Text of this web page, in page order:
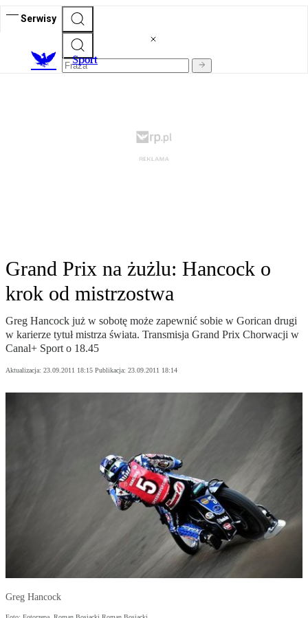
Serwisy
Sport
Grand Prix na żużlu: Hancock o
krok od mistrzostwa
Greg Hancock już w sobotę może zapewnić sobie w Gorican drugi
w karierze tytuł mistrza świata. Transmisja Grand Prix Chorwacji w
Canal+ Sport o 18.45
Aktualizacja: 23.09.2011 18:15 Publikacja: 23.09.2011 18:14
Greg Hancock